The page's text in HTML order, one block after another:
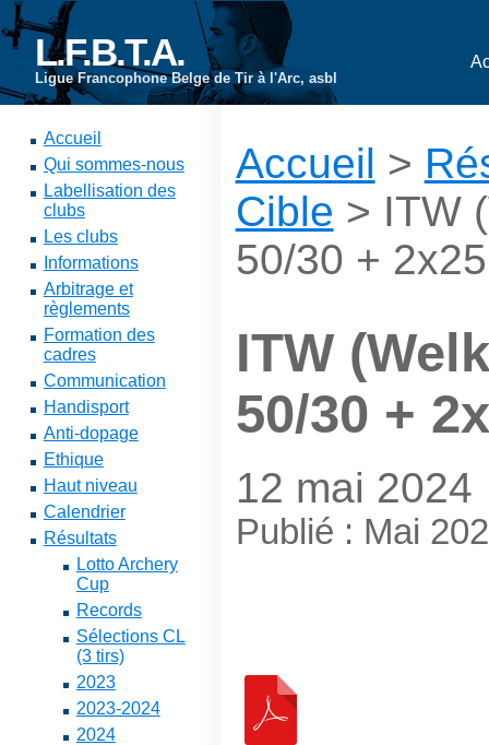
L.F.B.T.A.
Ligue Francophone Belge de Tir à l'Arc, asbl
Accueil
Qui sommes-nous
Labellisation des
clubs
Les clubs
Informations
Arbitrage et
règlements
Formation des
cadres
Communication
Handisport
Anti-dopage
Ethique
Haut niveau
Calendrier
Résultats
Lotto Archery
Cup
Records
Sélections CL
(3 tirs)
2023
2023-2024
2024
Accueil >
Cible > ITW
50/30 +
ITW
50/30 +
12 mai 2024
Publié : Mai